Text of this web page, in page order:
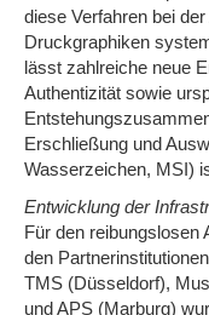
diese Verfahren bei
Druckgraphiken
lässt zahlreiche neue
Authentizität sowie
Erschließung und
Wasserzeichen, MSI)
Entwicklung der
Für den reibungslosen
den
TMS (Düsseldorf),
und APS (Marburg)